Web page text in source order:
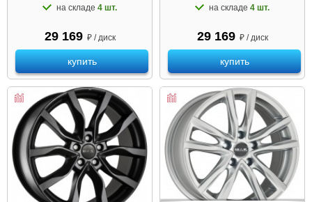
на складе 4 шт.
29 169 ₽ / диск
купить
на складе 4 шт.
29 169 ₽ / диск
купить